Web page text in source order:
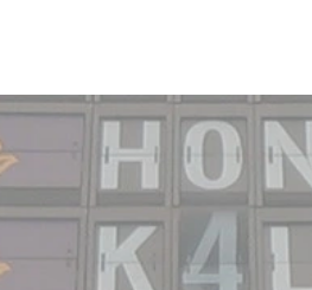
Traffic
Live